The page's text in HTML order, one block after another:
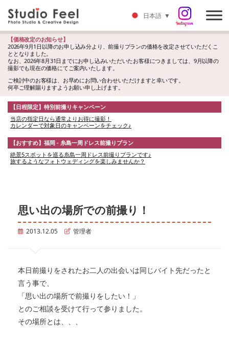
【価格改定のお知らせ】
2026年9月1日以降のお申し込み分より、前撮りプランの価格を改定させていただくこ
ととなりました。
なお、2026年8月31日までにお申し込みいただいたお客様につきましては、9月以降の
撮影でも現在の価格にてご案内いたします。
ご検討中のお客様は、お早めにお問い合わせいただけますと幸いです。
何卒ご理解賜りますようお願い申し上げます。
【日程限定】特別前撮りキャンペーン
当店の指定日なら通常よりお得に撮影！
カレンダーで対象日のキャンペーンをチェック♪
【おすすめ】福岡 - 糸島一周ドレス前撮りプラン
絶景5スポットを巡る糸島一周ドレス前撮りプランです♪
旅するようなフォトウェディングを楽しみませんか？
思い出の場所での前撮り！
2013.12.05 管理者
本日前撮りをされたお二人の出会いは同じバイト先だったと
言う事で、
「思い出の場所で前撮りをしたい！」
とのご相談を受けて行って参りました。
その場所とは、、、
日本語 ▼